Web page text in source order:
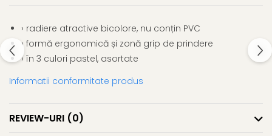
Fara
Standardgraph
Panini
› radiere atractive bicolore, nu conțin PVC
› formă ergonomică și zonă grip de prindere
› în 3 culori pastel, asortate
Informatii conformitate produs
REVIEW-URI (0)